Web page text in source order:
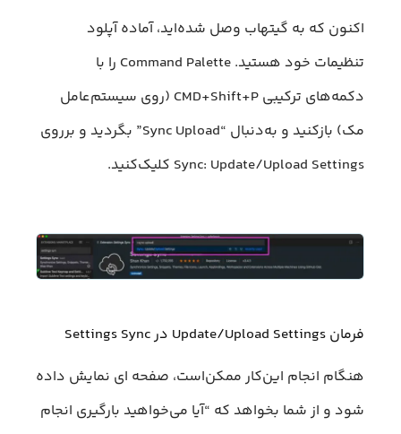
اکنون که به گیتهاب وصل شده‌اید، آماده آپلود
تنظیمات خود هستید. Command Palette را با
دکمه‌های ترکیبی CMD+Shift+P (روی سیستم‌عامل
مک) بازکنید و به‌دنبال “Sync Upload” بگردید و برروی
Sync: Update/Upload Settings کلیک‌کنید.
فرمان Update/Upload Settings در Settings Sync
هنگام انجام این‌کار ممکن‌است، صفحه ای نمایش داده
شود و از شما بخواهد که “آیا می‌خواهید بارگیری انجام